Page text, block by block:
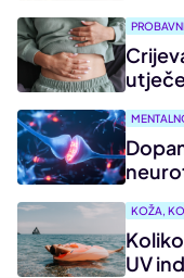
KOŽA,
UV